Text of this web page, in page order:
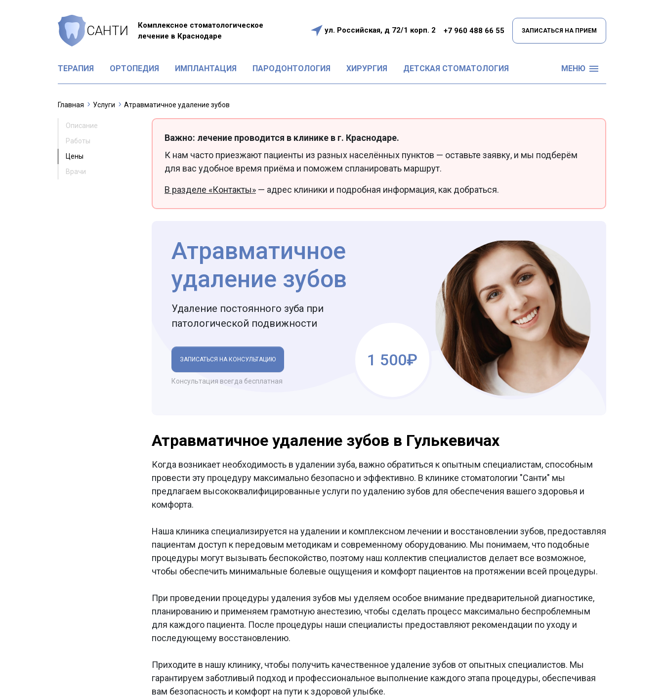
САНТИ
Комплексное стоматологическое
лечение в Краснодаре
ул. Российская, д 72/1 корп. 2 +7 960 488 66 55 ЗАПИСАТЬСЯ НА ПРИЕМ
ТЕРАПИЯ ОРТОПЕДИЯ ИМПЛАНТАЦИЯ ПАРОДОНТОЛОГИЯ ХИРУРГИЯ ДЕТСКАЯ СТОМАТОЛОГИЯ МЕНЮ
Главная Услуги Атравматичное удаление зубов
Описание
Работы
Цены
Врачи
Важно: лечение проводится в клинике в г. Краснодаре.
К нам часто приезжают пациенты из разных населённых пунктов — оставьте заявку, и мы подберём
для вас удобное время приёма и поможем спланировать маршрут.
В разделе «Контакты» — адрес клиники и подробная информация, как добраться.
Атравматичное
удаление зубов
Удаление постоянного зуба при
патологической подвижности
ЗАПИСАТЬСЯ НА КОНСУЛЬТАЦИЮ
Консультация всегда бесплатная
1 500₽
Атравматичное удаление зубов в Гулькевичах
Когда возникает необходимость в удалении зуба, важно обратиться к опытным специалистам, способным
провести эту процедуру максимально безопасно и эффективно. В клинике стоматологии "Санти" мы
предлагаем высококвалифицированные услуги по удалению зубов для обеспечения вашего здоровья и
комфорта.
Наша клиника специализируется на удалении и комплексном лечении и восстановлении зубов, предоставляя
пациентам доступ к передовым методикам и современному оборудованию. Мы понимаем, что подобные
процедуры могут вызывать беспокойство, поэтому наш коллектив специалистов делает все возможное,
чтобы обеспечить минимальные болевые ощущения и комфорт пациентов на протяжении всей процедуры.
При проведении процедуры удаления зубов мы уделяем особое внимание предварительной диагностике,
планированию и применяем грамотную анестезию, чтобы сделать процесс максимально беспроблемным
для каждого пациента. После процедуры наши специалисты предоставляют рекомендации по уходу и
последующему восстановлению.
Приходите в нашу клинику, чтобы получить качественное удаление зубов от опытных специалистов. Мы
гарантируем заботливый подход и профессиональное выполнение каждого этапа процедуры, обеспечивая
вам безопасность и комфорт на пути к здоровой улыбке.